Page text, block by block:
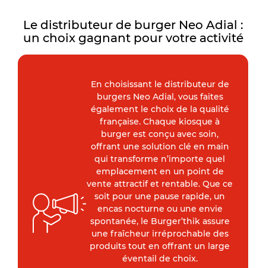
Le distributeur de burger Neo Adial :
un choix gagnant pour votre activité
En choisissant le distributeur de
burgers Neo Adial, vous faites
également le choix de la qualité
française. Chaque kiosque à
burger est conçu avec soin,
offrant une solution clé en main
qui transforme n’importe quel
emplacement en un point de
vente attractif et rentable. Que ce
soit pour une pause rapide, un
encas nocturne ou une envie
spontanée, le Burger’thik assure
une fraîcheur irréprochable des
produits tout en offrant un large
éventail de choix.